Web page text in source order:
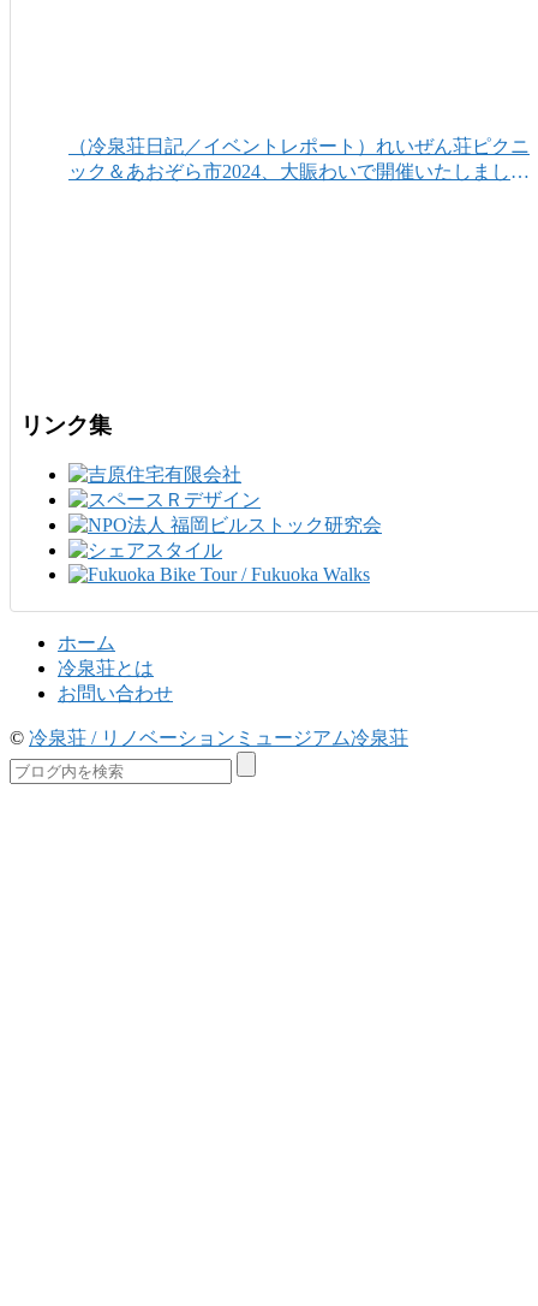
（冷泉荘日記／イベントレポート）れいぜん荘ピクニ
ック＆あおぞら市2024、大賑わいで開催いたしまし
リンク集
ホーム
冷泉荘とは
お問い合わせ
© 冷泉荘 / リノベーションミュージアム冷泉荘